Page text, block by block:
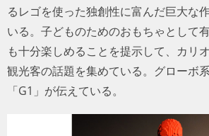
るレゴを使った独創性に富んだ巨大な
いる。子どものためのおもちゃとして
も十分楽しめることを提示して、カリ
観光客の話題を集めている。グローボ
「G1」が伝えている。